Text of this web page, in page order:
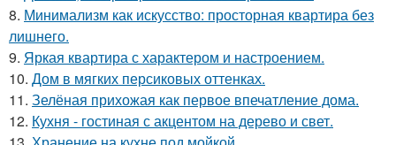
8. Минимализм как искусство: просторная квартира без
лишнего.
9. Яркая квартира с характером и настроением.
10. Дом в мягких персиковых оттенках.
11. Зелёная прихожая как первое впечатление дома.
12. Кухня - гостиная с акцентом на дерево и свет.